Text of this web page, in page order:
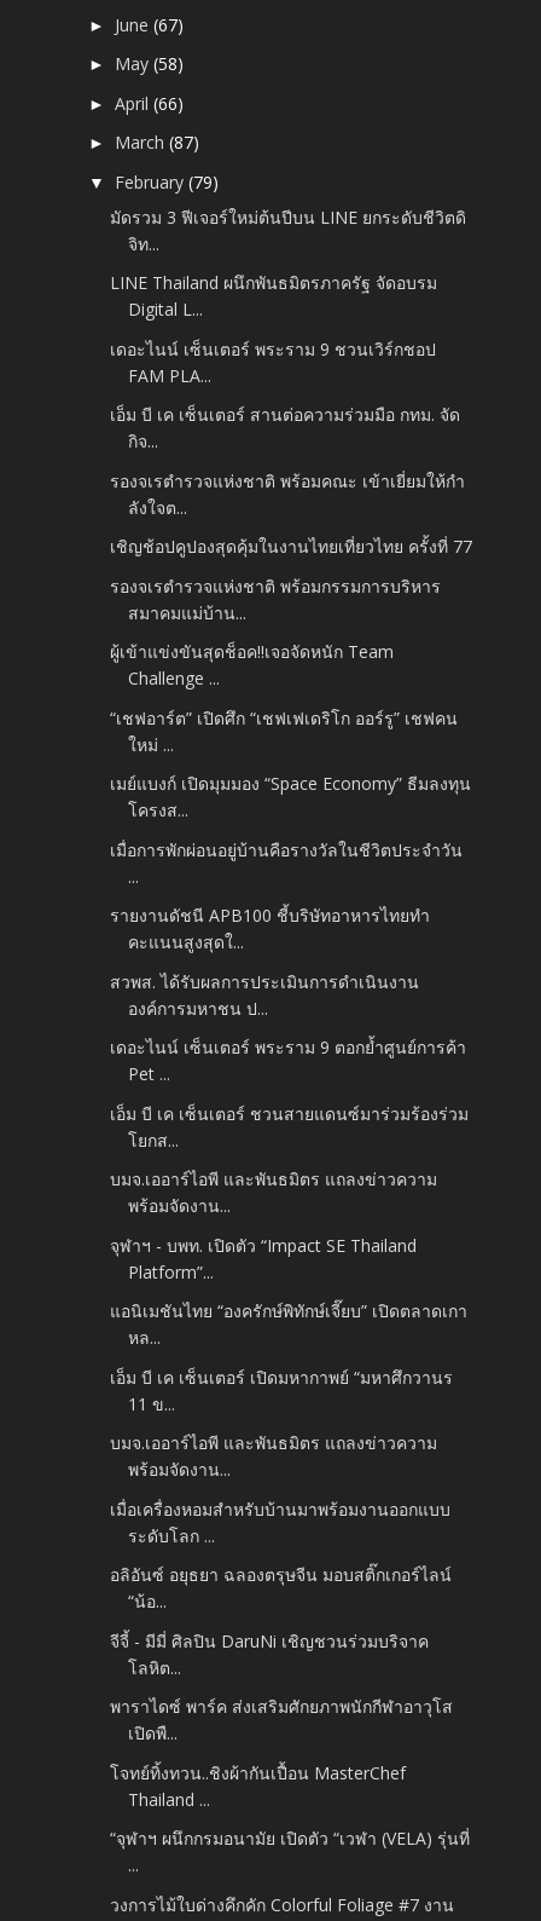
► June(67)
► May(58)
►April(66)
► March(87)
▼ February(79)
มัดรวม 3 ฟีเจอร์ใหม่ต้นปีบน LINE ยกระดับชีวิตดิ
จิท...
LINE Thailand ผนึกพันธมิตรภาครัฐ จัดอบรม
Digital L...
เดอะไนน์ เซ็นเตอร์ พระราม 9 ชวนเวิร์กชอป
FAM PLA...
เอ็ม บี เค เซ็นเตอร์ สานต่อความร่วมมือ กทม. จัด
กิจ...
รองจเรตำรวจแห่งชาติ พร้อมคณะ เข้าเยี่ยมให้กำ
ลังใจต...
เชิญช้อปคูปองสุดคุ้มในงานไทยเที่ยวไทย ครั้งที่ 77
รองจเรตำรวจแห่งชาติ พร้อมกรรมการบริหาร
สมาคมแม่บ้าน...
ผู้เข้าแข่งขันสุดช็อค!!เจอจัดหนัก Team
Challenge ...
“เชฟอาร์ต” เปิดศึก “เชฟเฟเดริโก ออร์รู” เชฟคน
ใหม่ ...
เมย์แบงก์ เปิดมุมมอง “Space Economy” ธีมลงทุน
โครงส...
เมื่อการพักผ่อนอยู่บ้านคือรางวัลในชีวิตประจำวัน
...
รายงานดัชนี APB100 ชี้บริษัทอาหารไทยทำ
คะแนนสูงสุดใ...
สวพส. ได้รับผลการประเมินการดำเนินงาน
องค์การมหาชน ป...
เดอะไนน์ เซ็นเตอร์ พระราม 9 ตอกย้ำศูนย์การค้า
Pet ...
เอ็ม บี เค เซ็นเตอร์ ชวนสายแดนซ์มาร่วมร้องร่วม
โยกส...
บมจ.เออาร์ไอพี และพันธมิตร แถลงข่าวความ
พร้อมจัดงาน...
จุฬาฯ - บพท. เปิดตัว “Impact SE Thailand
Platform”...
แอนิเมชันไทย “องครักษ์พิทักษ์เจี๊ยบ” เปิดตลาดเกา
หล...
เอ็ม บี เค เซ็นเตอร์ เปิดมหากาพย์ “มหาศึกวานร
11 ข...
บมจ.เออาร์ไอพี และพันธมิตร แถลงข่าวความ
พร้อมจัดงาน...
เมื่อเครื่องหอมสำหรับบ้านมาพร้อมงานออกแบบ
ระดับโลก ...
อลิอันซ์ อยุธยา ฉลองตรุษจีน มอบสติ๊กเกอร์ไลน์
“น้อ...
จีจี้ - มีมี่ ศิลปิน DaruNi เชิญชวนร่วมบริจาค
โลหิต...
พาราไดซ์ พาร์ค ส่งเสริมศักยภาพนักกีฬาอาวุโส
เปิดพื...
โจทย์ทิ้งทวน..ชิงผ้ากันเปื้อน MasterChef
Thailand ...
“จุฬาฯ ผนึกกรมอนามัย เปิดตัว “เวฬา (VELA) รุ่นที่
...
วงการไม้ใบด่างคึกคัก Colorful Foliage #7 งาน